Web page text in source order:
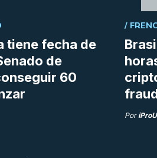
tiene fecha de
de
60
/
Por